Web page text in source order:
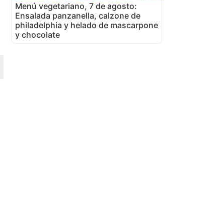
Menú vegetariano, 7 de agosto:
Ensalada panzanella, calzone de
philadelphia y helado de mascarpone
y chocolate